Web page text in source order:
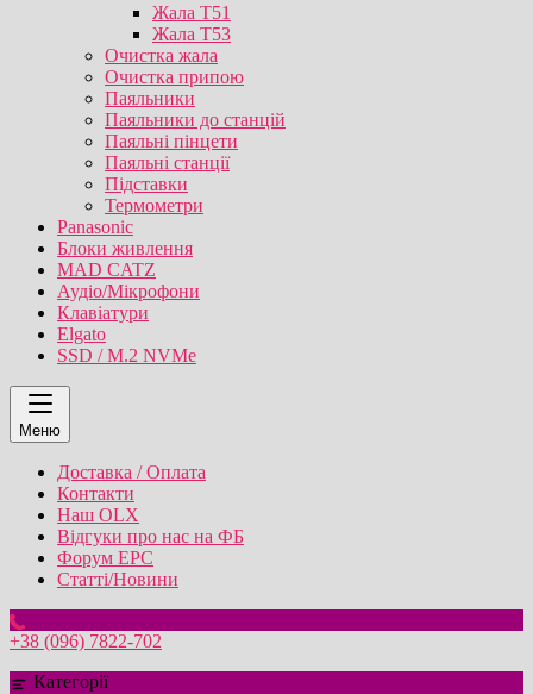
Жала T51
Жала T53
Очистка жала
Очистка припою
Паяльники
Паяльники до станцій
Паяльні пінцети
Паяльні станції
Підставки
Термометри
Panasonic
Блоки живлення
MAD CATZ
Аудіо/Мікрофони
Клавіатури
Elgato
SSD / M.2 NVMe
Меню
Доставка / Оплата
Контакти
Наш OLX
Відгуки про нас на ФБ
Форум EPC
Статті/Новини
+38 (096) 7822-702
Категорії